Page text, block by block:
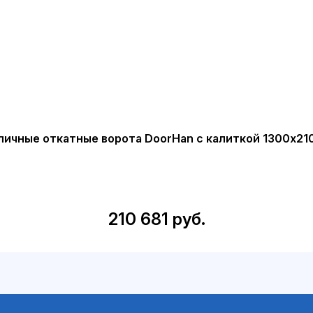
откатные ворота DoorHan с калиткой
210 681 руб.